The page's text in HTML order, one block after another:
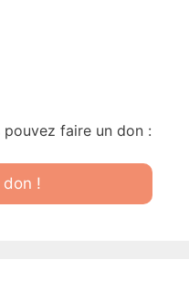
pouvez faire un don :
!